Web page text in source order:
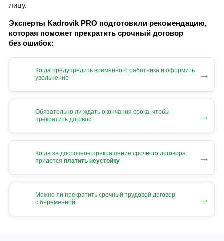
лицу.
Эксперты Kadrovik PRO подготовили рекомендацию,
которая поможет прекратить срочный договор
без ошибок:
Когда предупредить временного работника и оформить
увольнение
→
Обязательно ли ждать окончания срока, чтобы
прекратить договор
→
Когда за досрочное прекращение срочного договора
придется платить неустойку →
Можно ли прекратить срочный трудовой договор
с беременной
→